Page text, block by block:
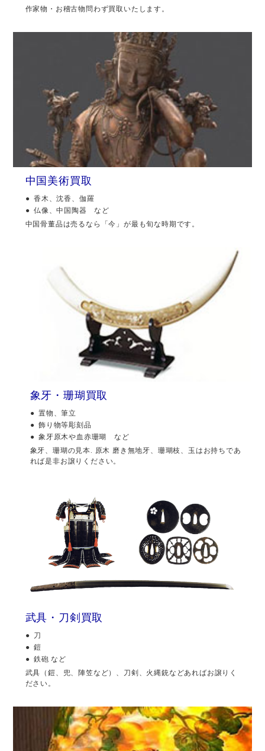
作家物・お稽古物問わず買取いたします。
中国美術買取
香木、沈香、伽羅
仏像、中国陶器 など
中国骨董品は売るなら「今」が最も旬な時期です。
象牙・珊瑚買取
置物、筆立
飾り物等彫刻品
象牙原木や血赤珊瑚 など
象牙、珊瑚の見本. 原木 磨き無地牙、珊瑚枝、玉はお持ちであ
れば是非お譲りください。
武具・刀剣買取
刀
鎧
鉄砲 など
武具（鎧、兜、陣笠など）、刀剣、火縄銃などあればお譲りく
ださい。